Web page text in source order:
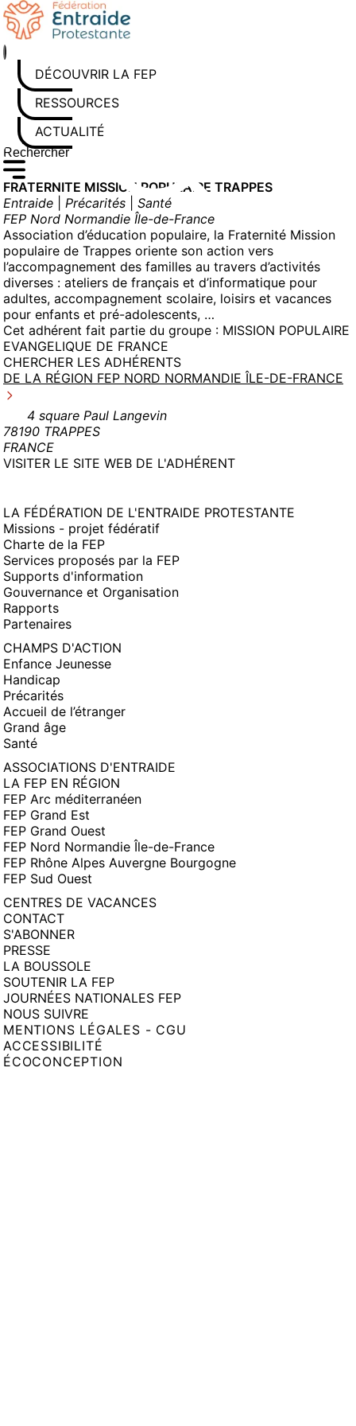
Aller
au
contenu
DÉCOUVRIR LA FEP
RESSOURCES
ACTUALITÉS
Rechercher sur le site
Saisissez au moins 3 caractères pour lancer la recherche
FRATERNITE MISSION POPULAIRE TRAPPES
Entraide
Précarités
Santé
FEP Nord Normandie Île-de-France
Association d’éducation populaire, la Fraternité Mission
populaire de Trappes oriente son action vers
l’accompagnement des familles au travers d’activités
diverses : ateliers de français et d’informatique pour
adultes, accompagnement scolaire, loisirs et vacances
pour enfants et pré-adolescents, …
Cet adhérent fait partie du groupe : MISSION POPULAIRE
EVANGELIQUE DE FRANCE
CHERCHER LES ADHÉRENTS
DE LA RÉGION FEP NORD NORMANDIE ÎLE-DE-FRANCE
4 square Paul Langevin
78190 TRAPPES
FRANCE
VISITER LE SITE WEB DE L'ADHÉRENT(NOUVELLE
LA FÉDÉRATION DE L'ENTRAIDE PROTESTANTE
Missions - projet fédératif
Charte de la FEP
Services proposés par la FEP
Supports d'information
Gouvernance et Organisation
Rapports
Partenaires
CHAMPS D'ACTION
Enfance Jeunesse
Handicap
Précarités
Accueil de l’étranger
Grand âge
Santé
ASSOCIATIONS D'ENTRAIDE
LA FEP EN RÉGION
FEP Arc méditerranéen
FEP Grand Est
FEP Grand Ouest
FEP Nord Normandie Île-de-France
FEP Rhône Alpes Auvergne Bourgogne
FEP Sud Ouest
CENTRES DE VACANCES
CONTACT
S'ABONNER
PRESSE
LA BOUSSOLE
SOUTENIR LA FEP
JOURNÉES NATIONALES FEP
NOUS SUIVRE
MENTIONS LÉGALES - CGU
ACCESSIBILITÉ
ÉCOCONCEPTION